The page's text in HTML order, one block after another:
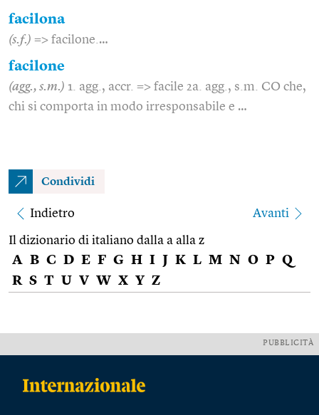
facilona
(s.f.) => facilone.…
facilone
(agg., s.m.) 1. agg., accr. => facile 2a. agg., s.m. CO che,
chi si comporta in modo irresponsabile e …
Condividi
Indietro Avanti
Il dizionario di italiano dalla a alla z
A B C D E F G H I J K L M N O P Q
R S T U V W X Y Z
PUBBLICITÀ